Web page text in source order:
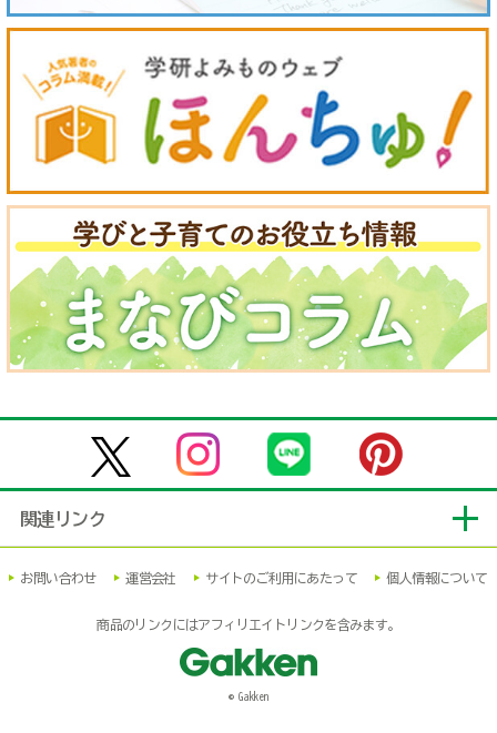
関連リンク
お問い合わせ 運営会社 サイトのご利用にあたって 個人情報について
商品のリンクにはアフィリエイトリンクを含みます。
© Gakken